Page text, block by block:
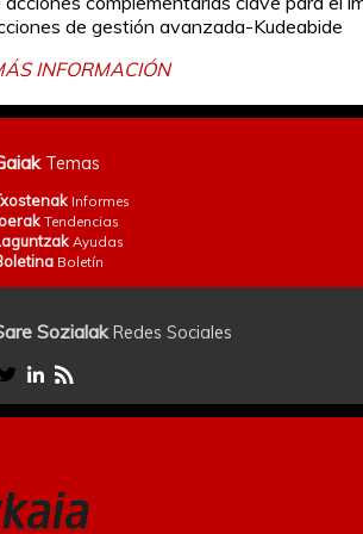
de gestión avanzada-Kudeabide
INFORMACIÓN
Temas
Informes
Tendencias
Ayudas
Boletín
SozialakRedes Sociales